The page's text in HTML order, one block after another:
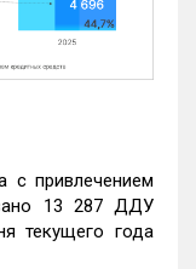
с привлечением
13 287 ДДУ
текущего года